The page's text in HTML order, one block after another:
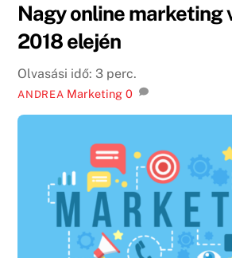
Nagy online marketing
2018 elején
Olvasási idő: 3 perc.
ANDREA Marketing 0